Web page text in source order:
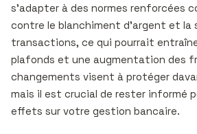
s’adapter à des normes renforcées
contre le blanchiment d’argent et la
transactions, ce qui pourrait
plafonds et une augmentation des
changements visent à protéger
mais il est crucial de rester informé
effets sur votre gestion bancaire.